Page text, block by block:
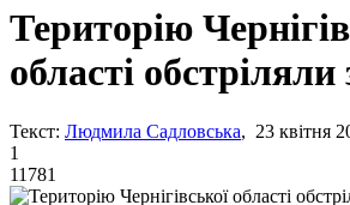
Територію
області обстріляли
Текст: Людмила Садловська, 23 квітня
1
11781